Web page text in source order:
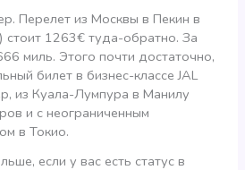
Перелет из Москвы в Пекин в
стоит 1263€ туда-обратно. За
миль. Этого почти достаточно,
билет в бизнес-классе JAL
из Куала-Лумпура в Манилу
и с неограниченным
в Токио.
если у вас есть статус в